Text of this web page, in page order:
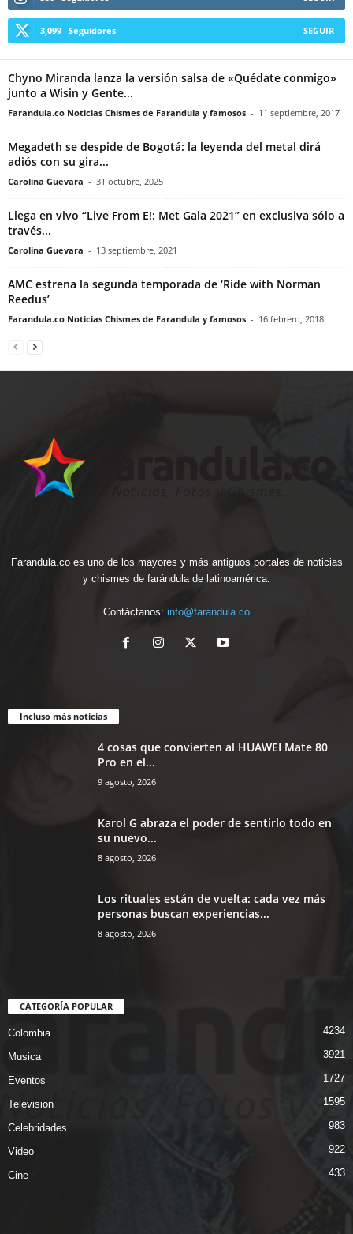
3,099 Seguidores SEGUIR
Chyno Miranda lanza la versión salsa de «Quédate conmigo»
junto a Wisin y Gente...
Farandula.co Noticias Chismes de Farandula y famosos - 11 septiembre, 2017
Megadeth se despide de Bogotá: la leyenda del metal dirá
adiós con su gira...
Carolina Guevara - 31 octubre, 2025
Llega en vivo “Live From E!: Met Gala 2021” en exclusiva sólo a
través...
Carolina Guevara - 13 septiembre, 2021
AMC estrena la segunda temporada de ‘Ride with Norman
Reedus’
Farandula.co Noticias Chismes de Farandula y famosos - 16 febrero, 2018
Farandula.co es uno de los mayores y más antiguos portales de noticias
y chismes de farándula de latinoamérica.
Contáctanos: info@farandula.co
Incluso más noticias
4 cosas que convierten al HUAWEI Mate 80
Pro en el...
9 agosto, 2026
Karol G abraza el poder de sentirlo todo en
su nuevo...
8 agosto, 2026
Los rituales están de vuelta: cada vez más
personas buscan experiencias...
8 agosto, 2026
CATEGORÍA POPULAR
Colombia 4234
Musica 3921
Eventos 1727
Television 1595
Celebridades 983
Video 922
Cine 433